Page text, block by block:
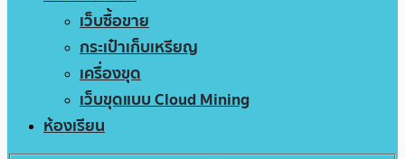
เว็บซื้อขาย
กระเป๋าเก็บเหรียญ
เครื่องขุด
เว็บขุดแบบ Cloud Mining
ห้องเรียน